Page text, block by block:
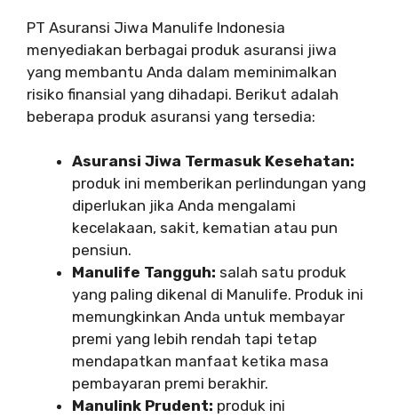
PT Asuransi Jiwa Manulife Indonesia
menyediakan berbagai produk asuransi jiwa
yang membantu Anda dalam meminimalkan
risiko finansial yang dihadapi. Berikut adalah
beberapa produk asuransi yang tersedia:
Asuransi Jiwa Termasuk Kesehatan:
produk ini memberikan perlindungan yang
diperlukan jika Anda mengalami
kecelakaan, sakit, kematian atau pun
pensiun.
Manulife Tangguh: salah satu produk
yang paling dikenal di Manulife. Produk ini
memungkinkan Anda untuk membayar
premi yang lebih rendah tapi tetap
mendapatkan manfaat ketika masa
pembayaran premi berakhir.
Manulink Prudent: produk ini